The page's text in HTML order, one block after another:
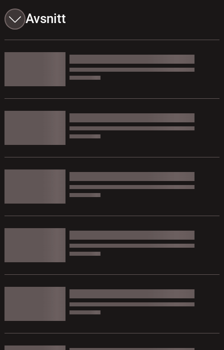
Avsnitt